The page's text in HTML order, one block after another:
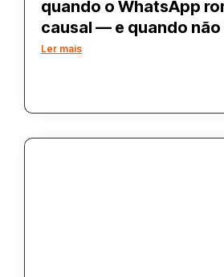
quando o WhatsApp
causal — e quando não
Ler mais